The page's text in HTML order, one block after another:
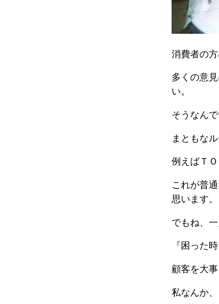
消費者の
多くの意
い。
そうなん
まともな
例えばＴ
これが普
思います
でもね、
『困った
顧客を大
私なんか